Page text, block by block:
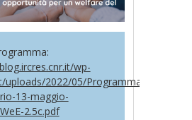
wp-
uploads/2022/05/Programma-
13-maggio-
2.5c.pdf